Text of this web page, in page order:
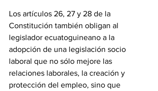
‎Los artículos 26, 27 y 28 de la
Constitución también obligan al
legislador ecuatoguineano a la
adopción de una legislación socio
laboral que no sólo mejore las
relaciones laborales, la creación y
protección del empleo, sino que